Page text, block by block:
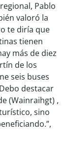
Pablo
valoró la
te diría que
tienen
más de diez
de los
seis buses
destacar
(Wainraihgt) ,
sino